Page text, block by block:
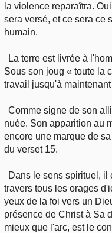
la violence reparaîtra.
sera versé, et ce sera ce
humain.
La terre est livrée à
Sous son joug « toute la
travail jusqu'à
Comme signe de son
nuée. Son apparition au
encore une marque de
du verset 15.
Dans le sens spirituel, il
travers tous les orages
yeux de la foi vers un
présence de Christ à Sa
mieux que l'arc, est le